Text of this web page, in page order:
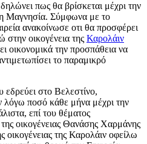
πως θα βρίσκεται μέχρι την
Μαγνησία. Σύμφωνα με το
ανακοίνωσε οτι θα προσφέρει
οικογένεια της Καρολάιν
οικονομικά την προσπάθεια να
το παραμικρό
εδρεύει στο Βελεστίνο,
λόγω ποσό κάθε μήνα μέχρι την
επί του θέματος
οικογένειας Θανάσης Χαρμάνης
οικογένειας της Καρολάιν οφείλω